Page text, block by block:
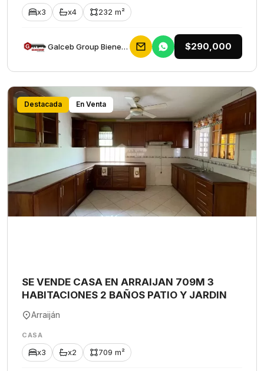
x3 x4 232 m²
Galceb Group Bienes Raices $290,000
Destacada En Venta
SE VENDE CASA EN ARRAIJAN 709M 3
HABITACIONES 2 BAÑOS PATIO Y JARDIN
Arraiján
CASA
x3 x2 709 m²